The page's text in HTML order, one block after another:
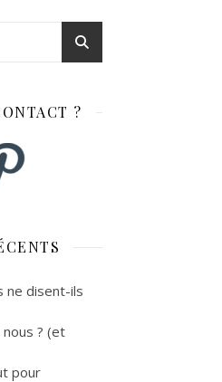
?
ne disent-ils
? (et
pour